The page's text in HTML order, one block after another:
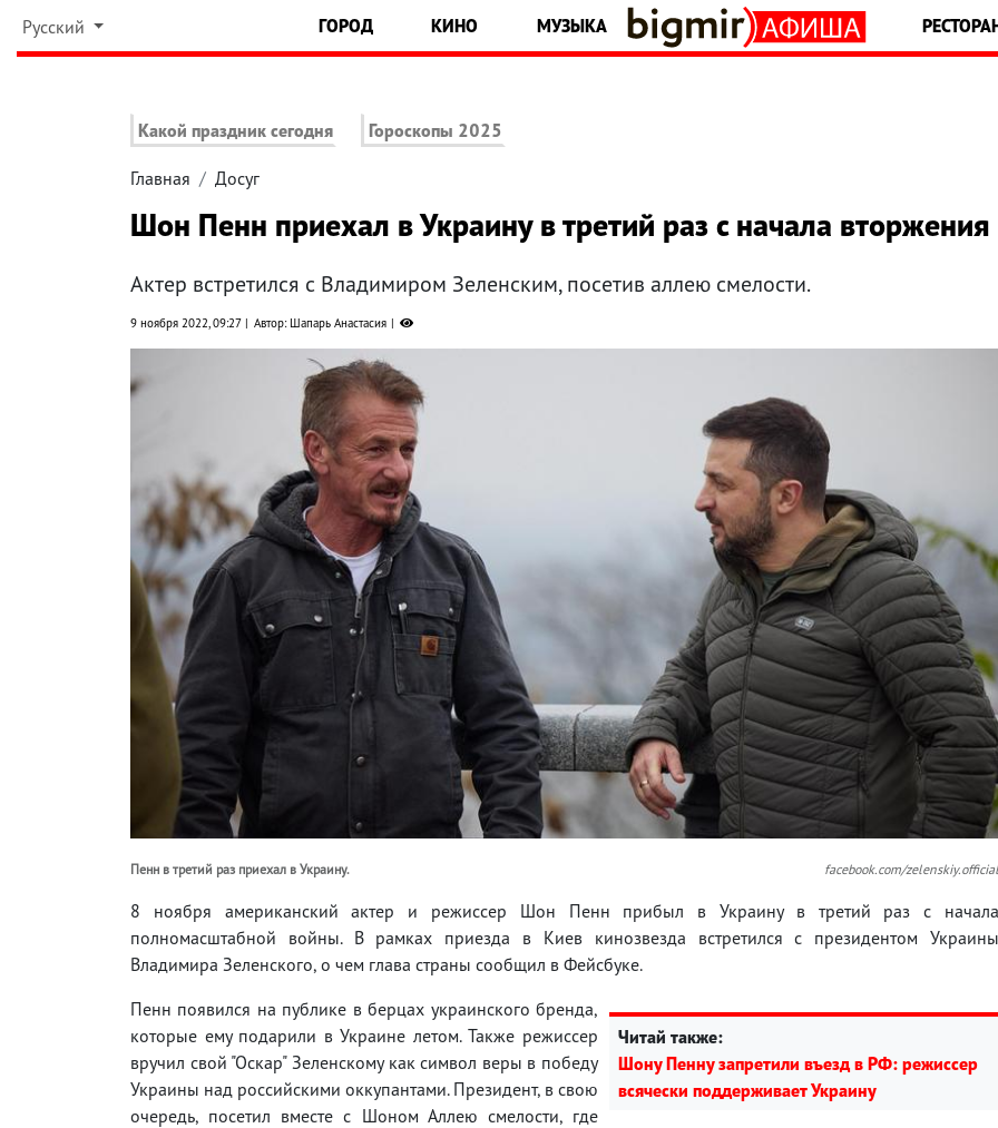
Русский ГОРОД КИНО МУЗЫКА
Какой праздник сегодня Гороскопы 2025
Главная Досуг
Шон Пенн приехал в Украину в третий раз с начала вторжения
Актер встретился с Владимиром Зеленским, посетив аллею смелости.
9 ноября 2022, 09:27 Автор: Шапарь Анастасия
Пенн в третий раз приехал в Украину. facebook.com/zelenskiy.official
8 ноября американский актер и режиссер Шон Пенн прибыл в Украину в третий раз с начала
полномасштабной войны. В рамках приезда в Киев кинозвезда встретился с президентом Украины
Владимира Зеленского, о чем глава страны сообщил в Фейсбуке.
Читай также:
Шону Пенну запретили въезд в РФ: режиссер
всячески поддерживает Украину
Пенн появился на публике в берцах украинского бренда,
которые ему подарили в Украине летом. Также режиссер
вручил свой "Оскар" Зеленскому как символ веры в победу
Украины над российскими оккупантами. Президент, в свою
очередь, посетил вместе с Шоном Аллею смелости, где